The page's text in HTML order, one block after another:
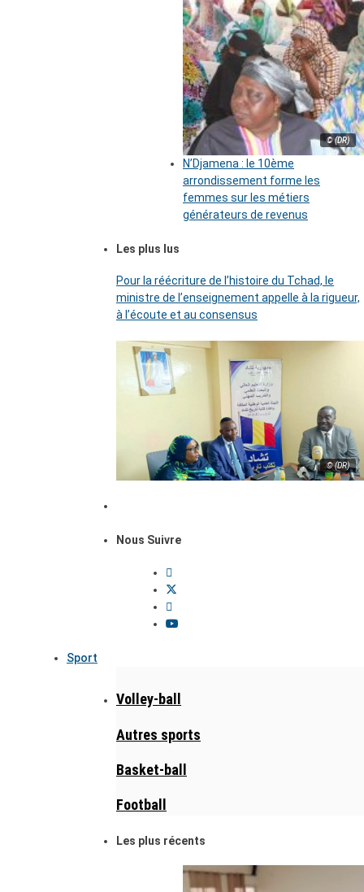
© (DR)
N’Djamena : le 10ème
arrondissement forme les
femmes sur les métiers
générateurs de revenus
Les plus lus
Pour la réécriture de l’histoire du Tchad, le
ministre de l’enseignement appelle à la rigueur,
à l’écoute et au consensus
© (DR)
Nous Suivre
Sport
Volley-ball
Autres sports
Basket-ball
Football
Les plus récents